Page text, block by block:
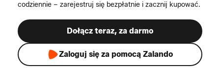
codziennie – zarejestruj się bezpłatnie i zacznij kupować.
Dołącz teraz, za darmo
Zaloguj się za pomocą Zalando